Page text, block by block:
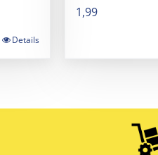
Details
1,99